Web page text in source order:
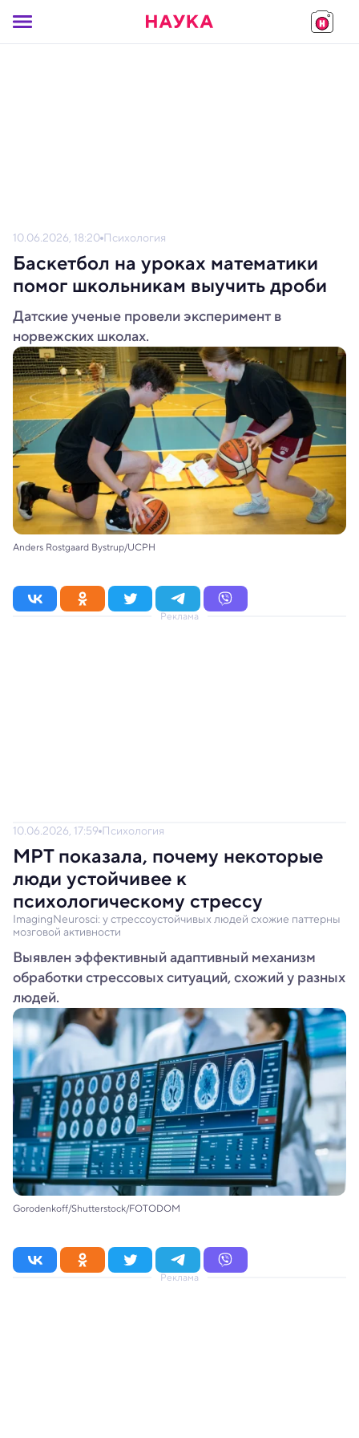
10.06.2026, 18:20 Психология
Баскетбол на уроках математики
помог школьникам выучить дроби
Датские ученые провели эксперимент в
норвежских школах.
Anders Rostgaard Bystrup/UCPH
Реклама
10.06.2026, 17:59 Психология
МРТ показала, почему некоторые
люди устойчивее к
психологическому стрессу
ImagingNeurosci: у стрессоустойчивых людей схожие паттерны
мозговой активности
Выявлен эффективный адаптивный механизм
обработки стрессовых ситуаций, схожий у разных
людей.
Gorodenkoff/Shutterstock/FOTODOM
Реклама